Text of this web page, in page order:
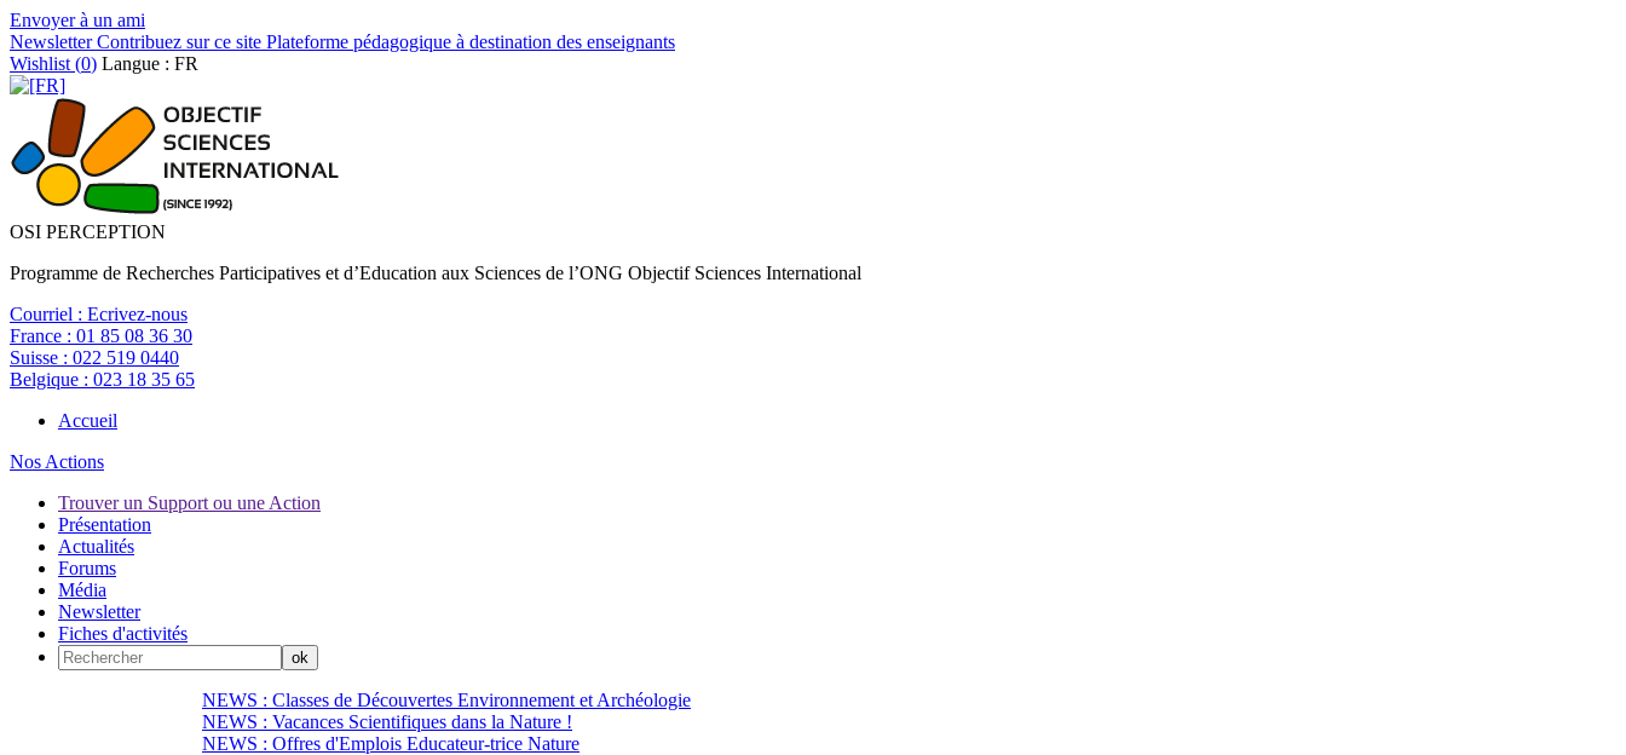
Envoyer à un ami
NewsletterContribuez sur ce site Plateforme pédagogique à destination des enseignants
Wishlist (0) Langue : FR
OSI PERCEPTION
Programme de Recherches Participatives et d’Education aux Sciences de l’ONG Objectif Sciences International
Courriel : Ecrivez-nous
France : 01 85 08 36 30
Suisse : 022 519 0440
Belgique : 023 18 35 65
Accueil
Nos Actions
Trouver un Support ou une Action
Présentation
Actualités
Forums
Média
Newsletter
Fiches d'activités
NEWS : Classes de Découvertes Environnement et Archéologie
NEWS : Vacances Scientifiques dans la Nature !
NEWS : Offres d'Emplois Educateur-trice Nature